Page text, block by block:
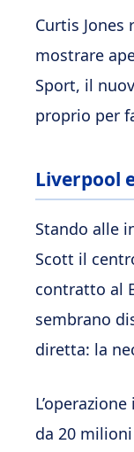
Curtis Jones
mostrare
Sport, il
proprio per
Liverpool
Stando alle
Scott il
contratto al
sembrano
diretta: la
da 20